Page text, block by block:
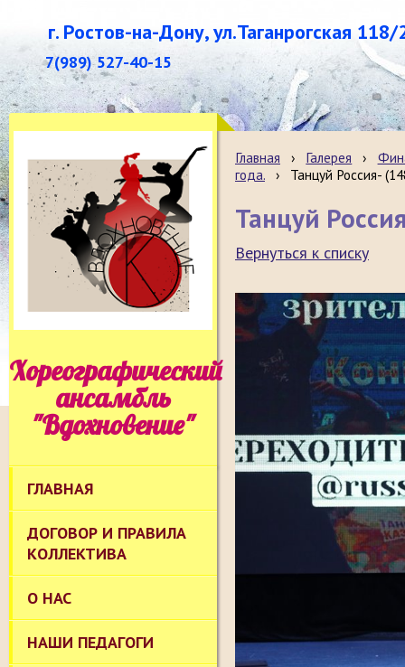
г. Ростов-на-Дону, ул.Таганрогская 118/
7(989) 527-40-15
Хореографический
ансамбль
"Вдохновение"
ГЛАВНАЯ
ДОГОВОР И ПРАВИЛА
КОЛЛЕКТИВА
О НАС
НАШИ ПЕДАГОГИ
Главная › Галерея ›
года. › Танцуй Россия-
Танцуй
Вернуться к списку